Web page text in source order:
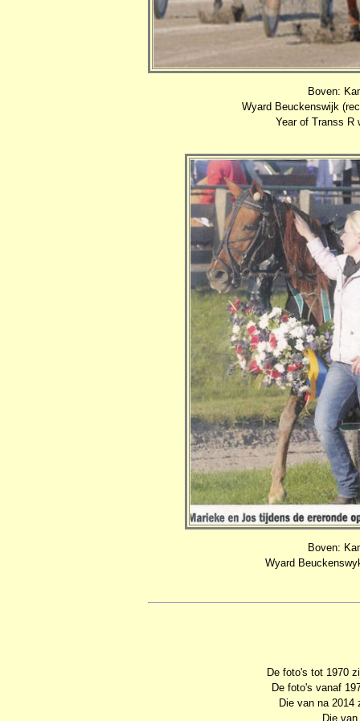
Boven:
Wyard Beuckenswijk
Year of Transs R
Boven:
Wyard
De foto's tot 1970
De foto's vanaf
Die van na 2014
Die